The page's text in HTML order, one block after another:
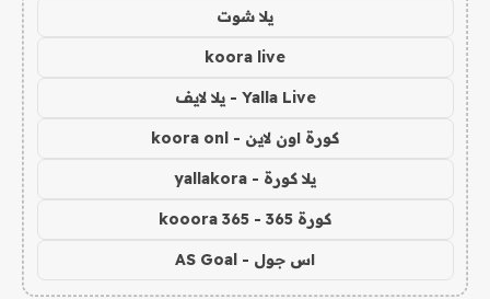
يلا شوت
koora live
Yalla Live - يلا لايف
كورة اون لاين - koora onl
يلا كورة - yallakora
كورة 365 - kooora 365
اس جول - AS Goal